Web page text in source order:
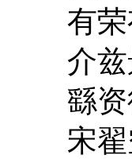
有
介
繇
宋